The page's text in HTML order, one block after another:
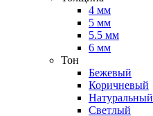
4 мм
5 мм
5.5 мм
6 мм
Тон
Бежевый
Коричневый
Натуральный
Светлый